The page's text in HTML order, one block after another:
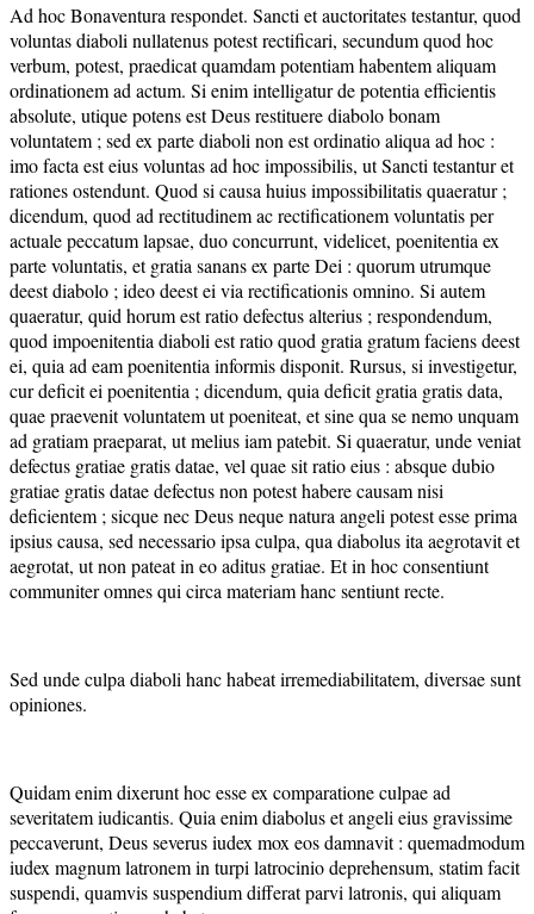
Ad hoc Bonaventura respondet. Sancti et auctoritates testantur, quod
voluntas diaboli nullatenus potest rectificari, secundum quod hoc
verbum, potest, praedicat quamdam potentiam habentem aliquam
ordinationem ad actum. Si enim intelligatur de potentia efficientis
absolute, utique potens est Deus restituere diabolo bonam
voluntatem ; sed ex parte diaboli non est ordinatio aliqua ad hoc :
imo facta est eius voluntas ad hoc impossibilis, ut Sancti testantur et
rationes ostendunt. Quod si causa huius impossibilitatis quaeratur ;
dicendum, quod ad rectitudinem ac rectificationem voluntatis per
actuale peccatum lapsae, duo concurrunt, videlicet, poenitentia ex
parte voluntatis, et gratia sanans ex parte Dei : quorum utrumque
deest diabolo ; ideo deest ei via rectificationis omnino. Si autem
quaeratur, quid horum est ratio defectus alterius ; respondendum,
quod impoenitentia diaboli est ratio quod gratia gratum faciens deest
ei, quia ad eam poenitentia informis disponit. Rursus, si investigetur,
cur deficit ei poenitentia ; dicendum, quia deficit gratia gratis data,
quae praevenit voluntatem ut poeniteat, et sine qua se nemo unquam
ad gratiam praeparat, ut melius iam patebit. Si quaeratur, unde veniat
defectus gratiae gratis datae, vel quae sit ratio eius : absque dubio
gratiae gratis datae defectus non potest habere causam nisi
deficientem ; sicque nec Deus neque natura angeli potest esse prima
ipsius causa, sed necessario ipsa culpa, qua diabolus ita aegrotavit et
aegrotat, ut non pateat in eo aditus gratiae. Et in hoc consentiunt
communiter omnes qui circa materiam hanc sentiunt recte.
Sed unde culpa diaboli hanc habeat irremediabilitatem, diversae sunt
opiniones.
Quidam enim dixerunt hoc esse ex comparatione culpae ad
severitatem iudicantis. Quia enim diabolus et angeli eius gravissime
peccaverunt, Deus severus iudex mox eos damnavit : quemadmodum
iudex magnum latronem in turpi latrocinio deprehensum, statim facit
suspendi, quamvis suspendium differat parvi latronis, qui aliquam